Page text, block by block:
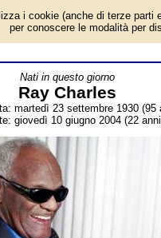
la data di nascita, dove è nato,
Voce dell'Almanacco.
Nati in questo giorno
Ray Charles
martedì 23 settembre 1930 (95
giovedì 10 giugno 2004 (22
i cookie (anche di terze parti
per conoscere le modalità per